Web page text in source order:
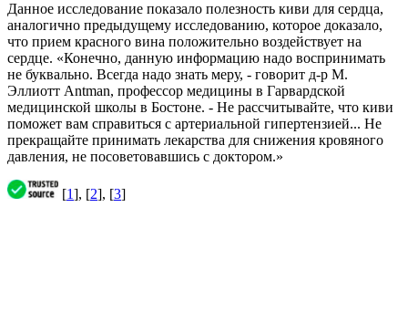
Данное исследование показало полезность киви для сердца,
аналогично предыдущему исследованию, которое доказало,
что прием красного вина положительно воздействует на
сердце. «Конечно, данную информацию надо воспринимать
не буквально. Всегда надо знать меру, - говорит д-р М.
Эллиотт Antman, профессор медицины в Гарвардской
медицинской школы в Бостоне. - Не рассчитывайте, что киви
поможет вам справиться с артериальной гипертензией... Не
прекращайте принимать лекарства для снижения кровяного
давления, не посоветовавшись с доктором.»
[1], [2], [3]